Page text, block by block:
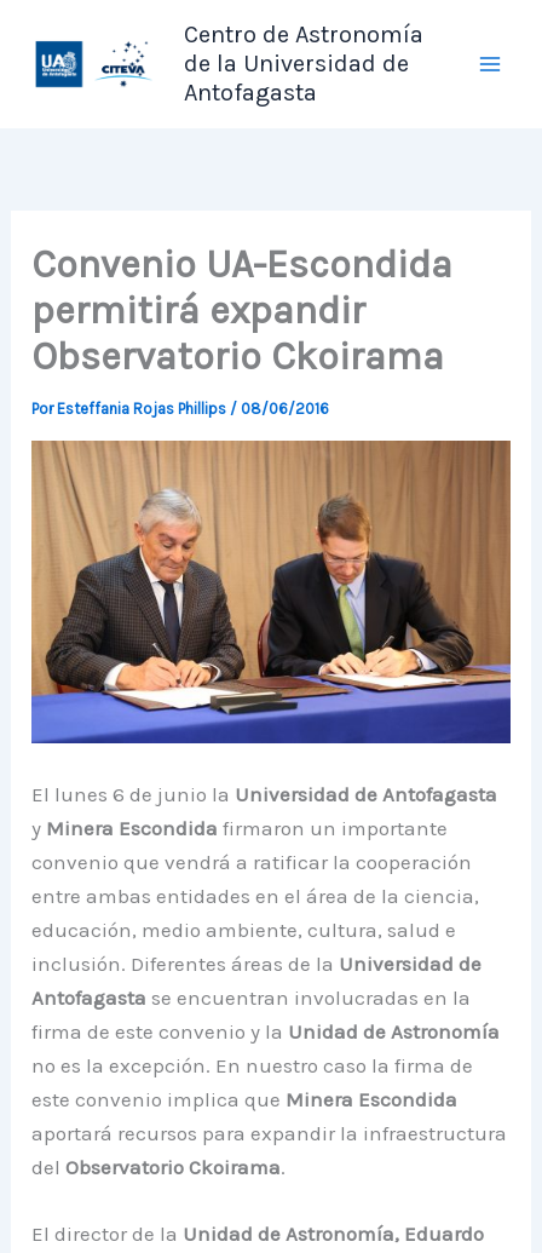
contenido
Centro de Astronomía
de la Universidad de
Antofagasta
Convenio UA-Escondida
permitirá expandir
Observatorio Ckoirama
PorEsteffania Rojas Phillips / 08/06/2016
El lunes 6 de junio la Universidad de Antofagasta
y Minera Escondida firmaron un importante
convenio que vendrá a ratificar la cooperación
entre ambas entidades en el área de la ciencia,
educación, medio ambiente, cultura, salud e
inclusión. Diferentes áreas de la Universidad de
Antofagasta se encuentran involucradas en la
firma de este convenio y la Unidad de Astronomía
no es la excepción. En nuestro caso la firma de
este convenio implica que Minera Escondida
aportará recursos para expandir la infraestructura
delObservatorio Ckoirama.
El director de la Unidad de Astronomía, Eduardo